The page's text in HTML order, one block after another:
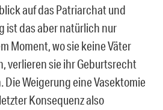
auf das Patriarchat und
ist das aber natürlich nur
Moment, wo sie keine Väter
verlieren sie ihr Geburtsrecht
Die Weigerung eine Vasektomie
Konsequenz also